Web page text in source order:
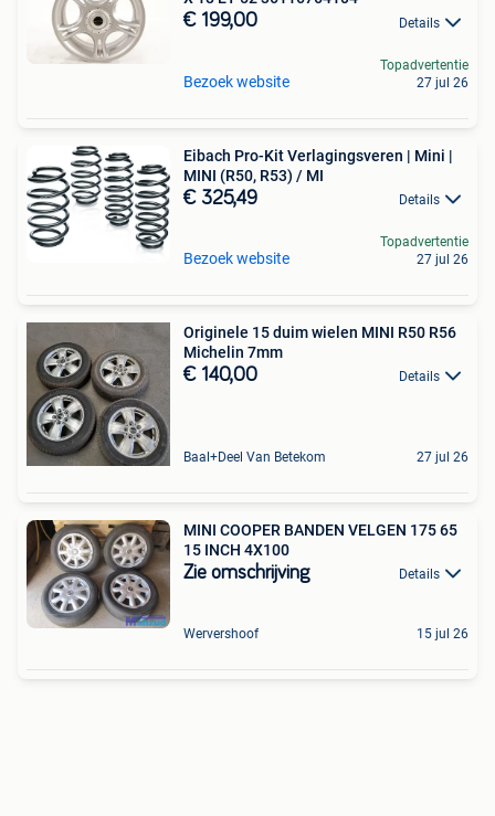
€ 199,00 Details
Bezoek website
Topadvertentie
27 jul 26
Eibach Pro-Kit Verlagingsveren | Mini |
MINI (R50, R53) / MI
€ 325,49 Details
Bezoek website
Topadvertentie
27 jul 26
Originele 15 duim wielen MINI R50 R56
Michelin 7mm
€ 140,00 Details
Baal+Deel Van Betekom 27 jul 26
MINI COOPER BANDEN VELGEN 175 65
15 INCH 4X100
Zie omschrijving Details
Wervershoof 15 jul 26